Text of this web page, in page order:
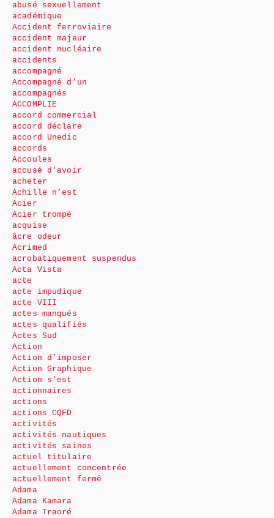
abusé sexuellement
académique
Accident ferroviaire
accident majeur
accident nucléaire
accidents
accompagné
Accompagné d’un
accompagnés
ACCOMPLIE
accord commercial
accord déclare
accord Unedic
accords
Accoules
accusé d’avoir
acheter
Achille n’est
Acier
Acier trompé
acquise
âcre odeur
Acrimed
acrobatiquement suspendus
Acta Vista
acte
acte impudique
acte VIII
actes manqués
actes qualifiés
Actes Sud
Action
Action d’imposer
Action Graphique
Action s’est
actionnaires
actions
actions CQFD
activités
activités nautiques
activités saines
actuel titulaire
actuellement concentrée
actuellement fermé
Adama
Adama Kamara
Adama Traoré